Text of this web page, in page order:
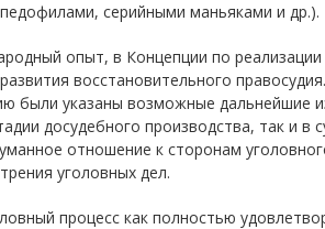
серийными маньяками и др.).
опыт, в Концепции по
восстановительного
были указаны возможные дальнейшие
досудебного производства, так и
отношение к сторонам
уголовных дел.
процесс как полностью